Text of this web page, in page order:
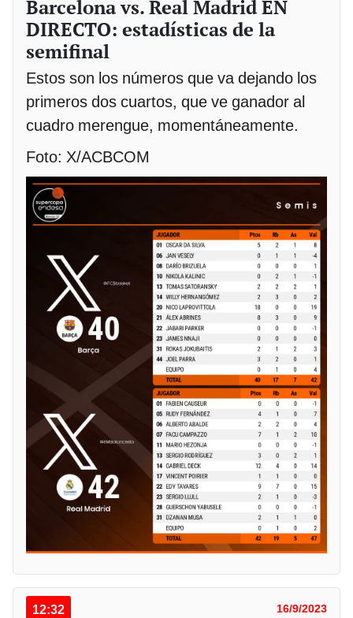
Barcelona vs. Real Madrid EN
DIRECTO: estadísticas de la
semifinal
Estos son los números que va dejando los
primeros dos cuartos, que ve ganador al
cuadro merengue, momentáneamente.
Foto: X/ACBCOM
12:32 16/9/2023